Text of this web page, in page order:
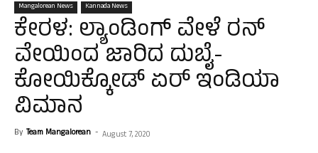
Mangalorean News Kannada News
ಕೇರಳ: ಲ್ಯಾಂಡಿಂಗ್ ವೇಳೆ ರನ್
ವೇಯಿಂದ ಜಾರಿದ ದುಬೈ-
ಕೋಯಿಕ್ಕೋಡ್ ಏರ್ ಇಂಡಿಯಾ
ವಿಮಾನ
By Team Mangalorean - August 7, 2020